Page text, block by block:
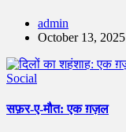
admin
October 13, 2025
Social
सफ़र-ए-मौत: एक ग़ज़ल